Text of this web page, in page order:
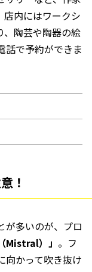
店内にはワークシ
、陶芸や陶器の絵
話で予約ができま
！
が多いのが、プロ
Mistral）」 。フ
向かって吹き抜け